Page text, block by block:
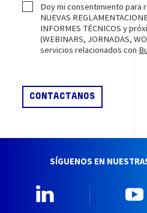
Doy mi consentimiento para
NUEVAS
INFORMES TÉCNICOS y
(WEBINARS, JORNADAS,
servicios relacionados con
SÍGUENOS EN